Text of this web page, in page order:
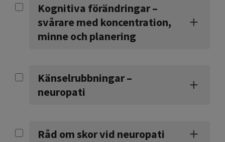
Kognitiva förändringar –
svårare med koncentration,
minne och planering
Känselrubbningar –
neuropati
Råd om skor vid neuropati